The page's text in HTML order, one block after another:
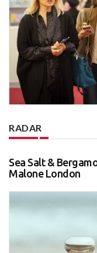
RADAR
Sea Salt &
Malone London